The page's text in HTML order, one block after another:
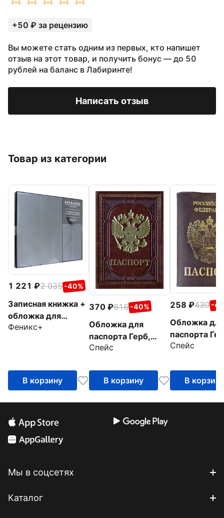
+50 ₽ за рецензию
Вы можете стать одним из первых, кто напишет
отзыв на этот товар, и получить бонус — до 50
рублей на баланс в Лабиринте!
Написать отзыв
Товар из категории
1 221 2 035 -40%
Записная книжка +
обложка для
паспорта Сариф,
Феникс+
В корзину
370 616 -40%
Обложка для
паспорта Герб,
коричневая
Спейс
В корзину
258 430 -
Обложка для
паспорта
бордовая
Спейс
В корзину
Мы в соцсетях
Каталог